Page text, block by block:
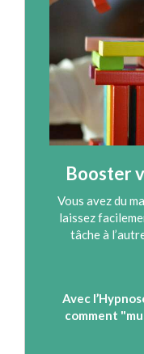
Booster
Vous avez du
laissez
tâche à
Avec
comment